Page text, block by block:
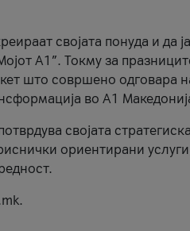
својата понуда и да
А1”. Токму за
што совршено одговара
во А1
својата
ориентирани